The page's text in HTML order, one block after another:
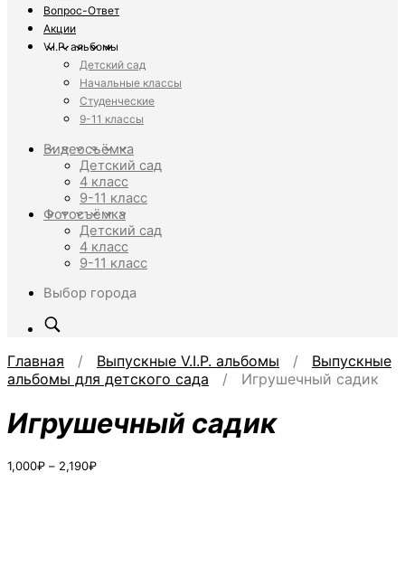
Вопрос-Ответ
Акции
V.I.P. альбомы
Детский сад
Начальные классы
Студенческие
9-11 классы
Видеосъёмка
Детский сад
4 класс
9-11 класс
Фотосъёмка
Детский сад
4 класс
9-11 класс
Выбор города
Главная / Выпускные V.I.P. альбомы / Выпускные
альбомы для детского сада / Игрушечный садик
Игрушечный садик
1,000₽ – 2,190₽Диапазон